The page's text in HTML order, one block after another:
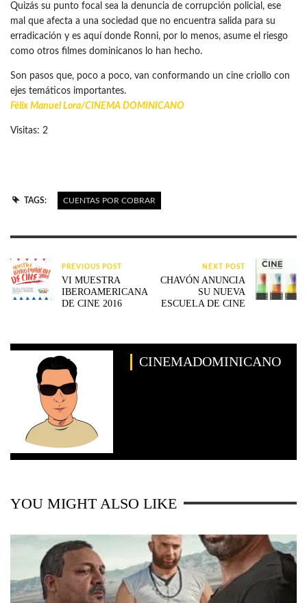
Quizás su punto focal sea la denuncia de corrupción policial, ese
mal que afecta a una sociedad que no encuentra salida para su
erradicación y es aquí donde Ronni, por lo menos, asume el riesgo
como otros filmes dominicanos lo han hecho.
Son pasos que, poco a poco, van conformando un cine criollo con
ejes temáticos importantes.
Félix Manuel Lora/CINEMA DOMINICANO
Visitas: 2
TAGS: CUENTAS POR COBRAR
PREVIOUS POST
VI MUESTRA
IBEROAMERICANA
DE CINE 2016
NEXT POST
CHAVÓN ANUNCIA
SU NUEVA
ESCUELA DE CINE
CINEMADOMINICANO
YOU MIGHT ALSO LIKE